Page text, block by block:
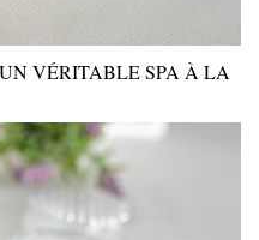
VÉRITABLE SPA À LA